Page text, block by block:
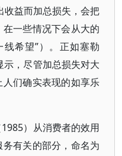
益而加总损失，会把
一些情况下会从大的
希望”）。正如塞勒
示，尽管加总损失对大
们确实表现的如享乐
）从消费者的效用
有关的部分，命名为